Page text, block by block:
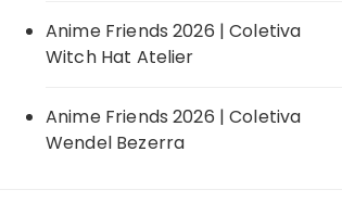
Anime Friends 2026 | Coletiva
Witch Hat Atelier
Anime Friends 2026 | Coletiva
Wendel Bezerra